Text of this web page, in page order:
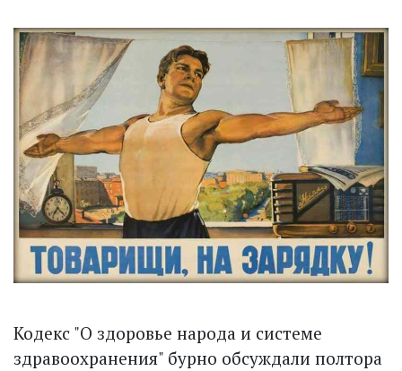
Кодекс "О здоровье народа и системе
здравоохранения" бурно обсуждали полтора